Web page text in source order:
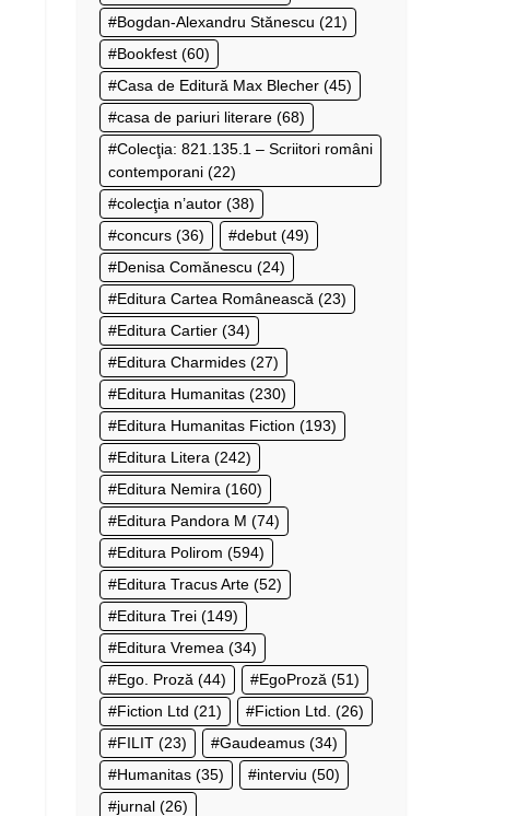
Bogdan-Alexandru Stănescu (21)
Bookfest (60)
Casa de Editură Max Blecher (45)
casa de pariuri literare (68)
Colecţia: 821.135.1 – Scriitori români
contemporani (22)
colecţia n’autor (38)
concurs (36) debut (49)
Denisa Comănescu (24)
Editura Cartea Românească (23)
Editura Cartier (34)
Editura Charmides (27)
Editura Humanitas (230)
Editura Humanitas Fiction (193)
Editura Litera (242)
Editura Nemira (160)
Editura Pandora M (74)
Editura Polirom (594)
Editura Tracus Arte (52)
Editura Trei (149)
Editura Vremea (34)
Ego. Proză (44) EgoProză (51)
Fiction Ltd (21) Fiction Ltd. (26)
FILIT (23) Gaudeamus (34)
Humanitas (35) interviu (50)
jurnal (26)